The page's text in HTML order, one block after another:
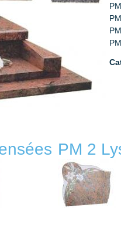
PM 2